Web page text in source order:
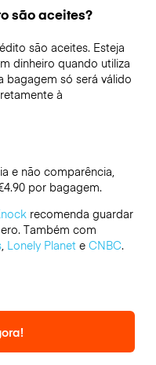
são aceites?
são aceites. Esteja
dinheiro quando utiliza
bagagem só será válido
à
e não comparência,
por bagagem.
recomenda guardar
Também com
, Lonely Planete CNBC.